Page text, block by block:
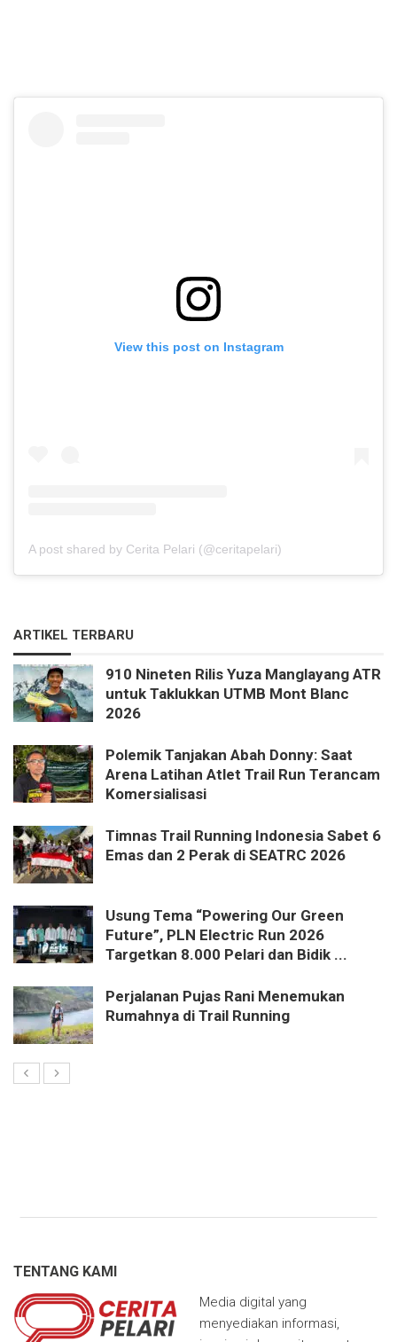
View this post on Instagram
A post shared by Cerita Pelari (@ceritapelari)
ARTIKEL TERBARU
910 Nineten Rilis Yuza Manglayang ATR
untuk Taklukkan UTMB Mont Blanc
2026
Polemik Tanjakan Abah Donny: Saat
Arena Latihan Atlet Trail Run Terancam
Komersialisasi
Timnas Trail Running Indonesia Sabet 6
Emas dan 2 Perak di SEATRC 2026
Usung Tema “Powering Our Green
Future”, PLN Electric Run 2026
Targetkan 8.000 Pelari dan Bidik ...
Perjalanan Pujas Rani Menemukan
Rumahnya di Trail Running
TENTANG KAMI
Media digital yang
menyediakan informasi,